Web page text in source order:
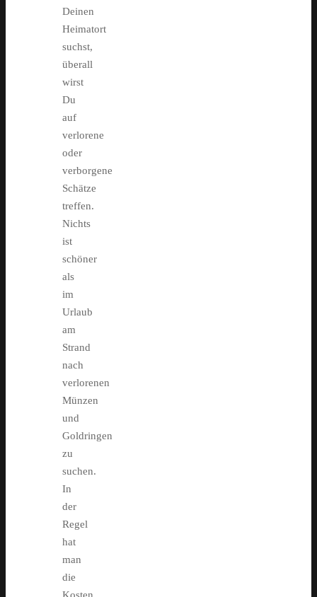
Deinen
Heimatort
suchst,
überall
wirst
Du
auf
verlorene
oder
verborgene
Schätze
treffen.
Nichts
ist
schöner
als
im
Urlaub
am
Strand
nach
verlorenen
Münzen
und
Goldringen
zu
suchen.
In
der
Regel
hat
man
die